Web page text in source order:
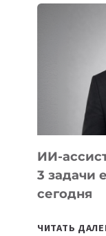
ИИ-
3 задачи
сегодня
ЧИТАТЬ